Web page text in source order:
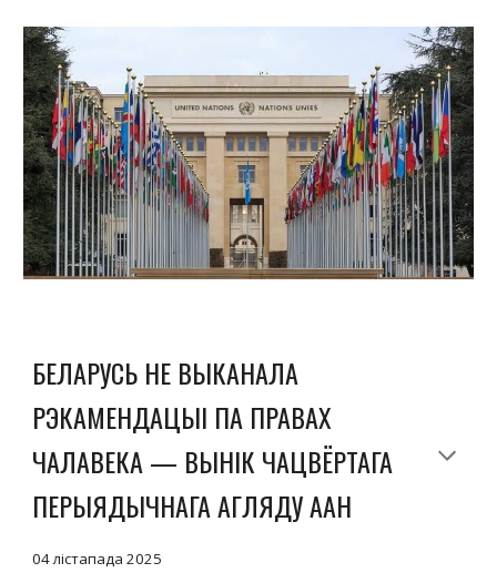
БЕЛАРУСЬ НЕ ВЫКАНАЛА
РЭКАМЕНДАЦЫІ ПА ПРАВАХ
ЧАЛАВЕКА — ВЫНІК ЧАЦВЁРТАГА
ПЕРЫЯДЫЧНАГА АГЛЯДУ ААН
04лістапада 2025